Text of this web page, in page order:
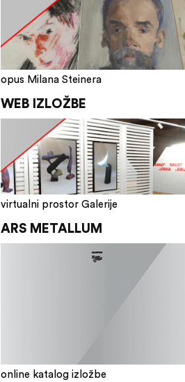
opus Milana Steinera
WEB IZLOŽBE
virtualni prostor Galerije
ARS METALLUM
online katalog izložbe